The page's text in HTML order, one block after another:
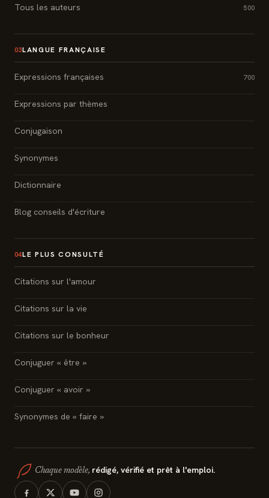
Tous les auteurs 500
03LANGUE FRANÇAISE
Expressions françaises 700
Expressions par thèmes
Conjugaison
Synonymes
Dictionnaire
Blog conseils d'écriture
04LE PLUS CONSULTÉ
Citations sur l'amour
Citations sur la vie
Citations sur le bonheur
Conjuguer « être »
Conjuguer « avoir »
Synonymes de « faire »
Chaque modèle, rédigé, vérifié et prêt à l'emploi.